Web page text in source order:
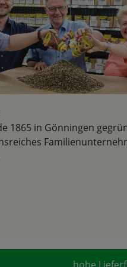
Jahr wieder. Vielen
1865 in Gönningen